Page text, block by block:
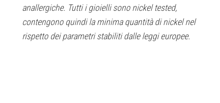
anallergiche. Tutti i gioielli sono nickel tested,
contengono quindi la minima quantità di nickel nel
rispetto dei parametri stabiliti dalle leggi europee.